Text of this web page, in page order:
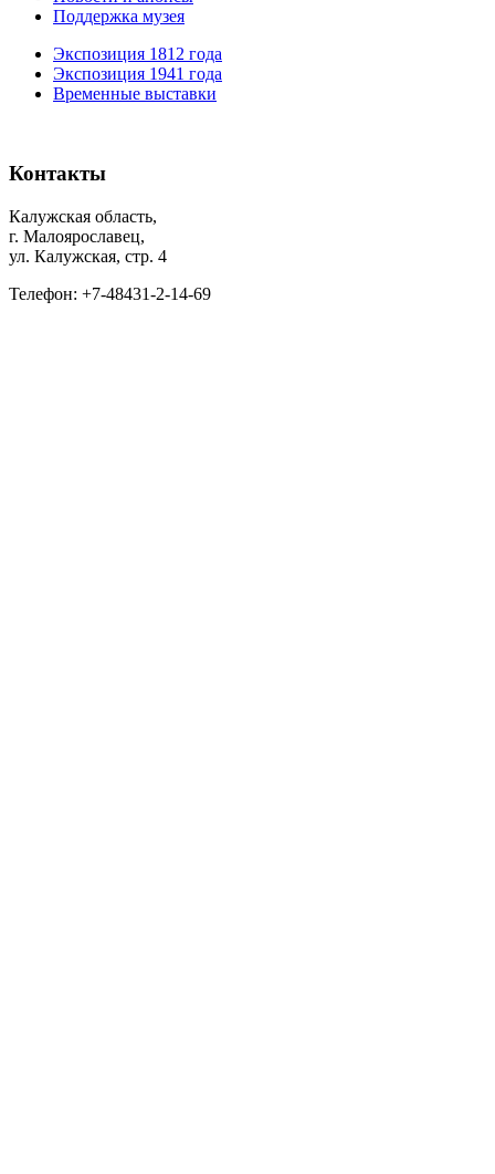
Поддержка музея
Экспозиция 1812 года
Экспозиция 1941 года
Временные выставки
Контакты
Калужская область,
г. Малоярославец,
ул. Калужская, стр. 4
Телефон: +7-48431-2-14-69